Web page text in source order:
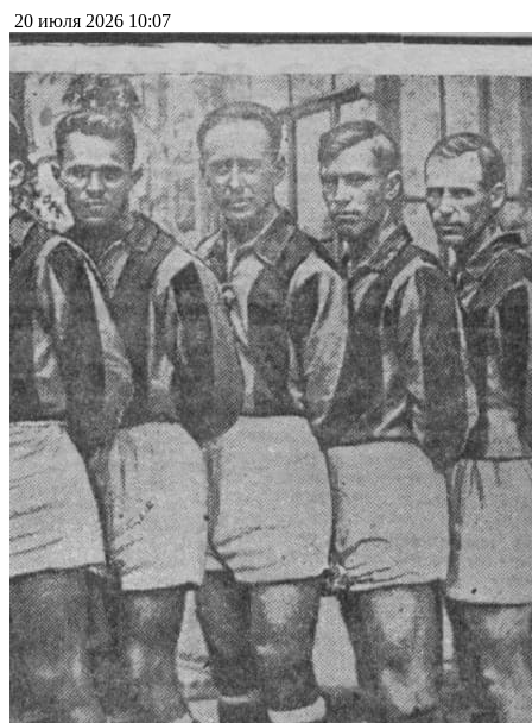
20 июля 2026 10:07